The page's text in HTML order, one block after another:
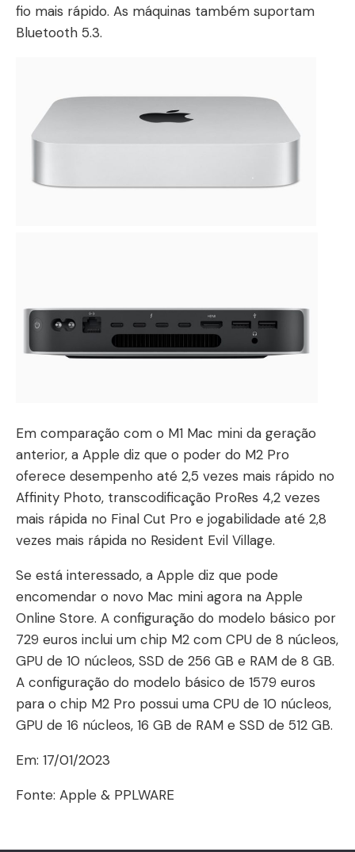
fio mais rápido. As máquinas também suportam
Bluetooth 5.3.
Em comparação com o M1 Mac mini da geração
anterior, a Apple diz que o poder do M2 Pro
oferece desempenho até 2,5 vezes mais rápido no
Affinity Photo, transcodificação ProRes 4,2 vezes
mais rápida no Final Cut Pro e jogabilidade até 2,8
vezes mais rápida no Resident Evil Village.
Se está interessado, a Apple diz que pode
encomendar o novo Mac mini agora na Apple
Online Store. A configuração do modelo básico por
729 euros inclui um chip M2 com CPU de 8 núcleos,
GPU de 10 núcleos, SSD de 256 GB e RAM de 8 GB.
A configuração do modelo básico de 1579 euros
para o chip M2 Pro possui uma CPU de 10 núcleos,
GPU de 16 núcleos, 16 GB de RAM e SSD de 512 GB.
Em: 17/01/2023
Fonte: Apple & PPLWARE